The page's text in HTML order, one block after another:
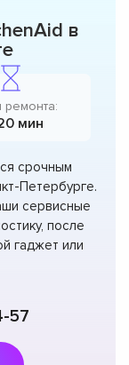
в
ремонта:
мин
срочным
Петербурге.
сервисные
после
гаджет или
57